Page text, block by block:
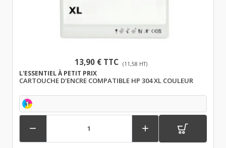
13,90 € TTC (11,58 HT)
L'ESSENTIEL À PETIT PRIX
CARTOUCHE D'ENCRE COMPATIBLE HP 304 XL COULEUR
1
 